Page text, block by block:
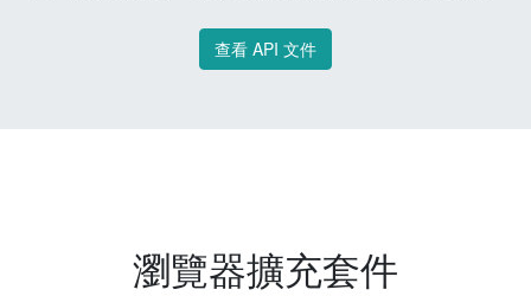
查看 API 文件
瀏覽器擴充套件